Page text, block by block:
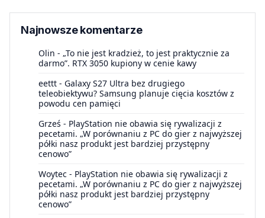
Najnowsze komentarze
Olin - „To nie jest kradzież, to jest praktycznie za
darmo”. RTX 3050 kupiony w cenie kawy
eettt - Galaxy S27 Ultra bez drugiego
teleobiektywu? Samsung planuje cięcia kosztów z
powodu cen pamięci
Grześ - PlayStation nie obawia się rywalizacji z
pecetami. „W porównaniu z PC do gier z najwyższej
półki nasz produkt jest bardziej przystępny
cenowo”
Woytec - PlayStation nie obawia się rywalizacji z
pecetami. „W porównaniu z PC do gier z najwyższej
półki nasz produkt jest bardziej przystępny
cenowo”